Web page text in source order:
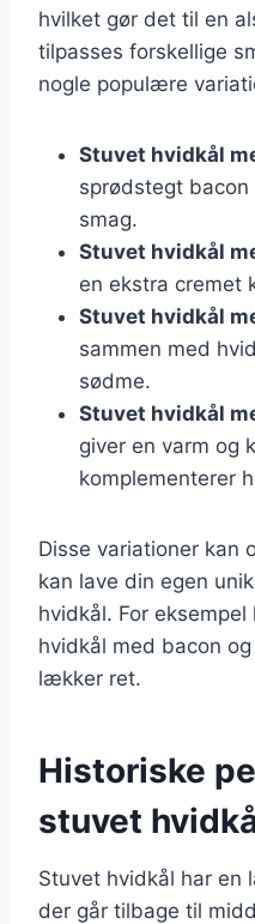
hvilket gør det til en
tilpasses forskellige
nogle populære
Stuvet hvidkål
sprødstegt
smag.
Stuvet hvidkål
en ekstra cremet
Stuvet hvidkål
sammen med
sødme.
Stuvet hvidkål
giver en varm og
komplementerer
Disse variationer kan
kan lave din egen
hvidkål. For
hvidkål med bacon
lækker ret.
Historiske
stuvet
Stuvet hvidkål har en
der går tilbage til